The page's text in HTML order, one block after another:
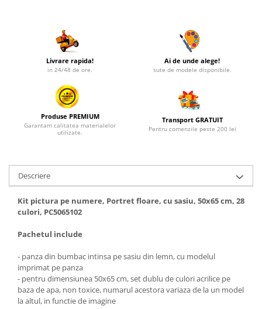
Livrare rapida!
in 24/48 de ore.
Ai de unde alege!
sute de modele disponibile.
Produse PREMIUM
Garantam calitatea materialelor
utilizate.
Transport GRATUIT
Pentru comenzile peste 200 lei
Descriere
Kit pictura pe numere, Portret floare, cu sasiu, 50x65 cm, 28
culori, PC5065102
Pachetul include
- panza din bumbac intinsa pe sasiu din lemn, cu modelul
imprimat pe panza
- pentru dimensiunea 50x65 cm, set dublu de culori acrilice pe
baza de apa, non toxice, numarul acestora variaza de la un model
la altul, in functie de imagine